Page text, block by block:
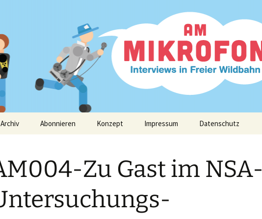
Mikrofon
Archiv Abonnieren Konzept Impressum Datenschutz
Zu Gast im NSA-